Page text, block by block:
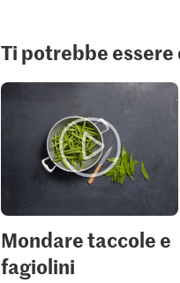
Ti potrebbe
Mondare taccole e
fagiolini